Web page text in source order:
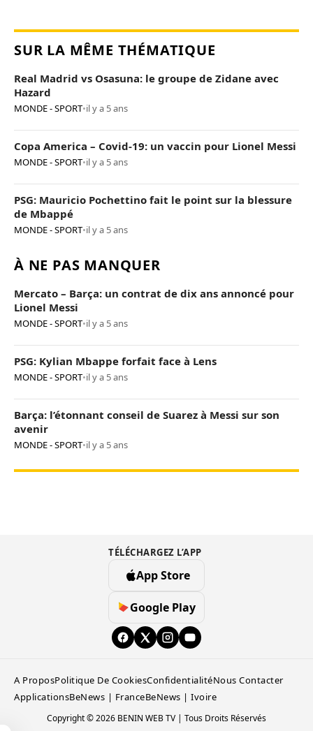
SUR LA MÊME THÉMATIQUE
Real Madrid vs Osasuna: le groupe de Zidane avec
Hazard
MONDE - SPORT•il y a 5 ans
Copa America – Covid-19: un vaccin pour Lionel Messi
MONDE - SPORT•il y a 5 ans
PSG: Mauricio Pochettino fait le point sur la blessure
de Mbappé
MONDE - SPORT•il y a 5 ans
À NE PAS MANQUER
Mercato – Barça: un contrat de dix ans annoncé pour
Lionel Messi
MONDE - SPORT•il y a 5 ans
PSG: Kylian Mbappe forfait face à Lens
MONDE - SPORT•il y a 5 ans
Barça: l’étonnant conseil de Suarez à Messi sur son
avenir
MONDE - SPORT•il y a 5 ans
TÉLÉCHARGEZ L’APP
App Store
Google Play
A ProposPolitique De CookiesConfidentialitéNous Contacter
ApplicationsBeNews | FranceBeNews | Ivoire
Copyright © 2026 BENIN WEB TV | Tous Droits Réservés